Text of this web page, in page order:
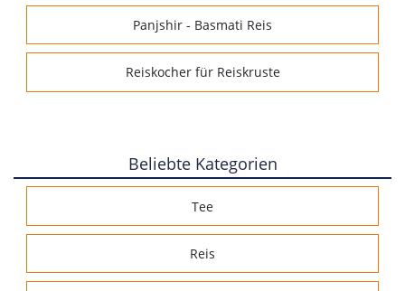
Panjshir - Basmati Reis
Reiskocher für Reiskruste
Beliebte Kategorien
Tee
Reis